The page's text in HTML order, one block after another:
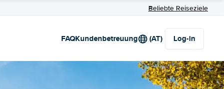
Beliebte Reiseziele
FAQKundenbetreuung (AT) Log-in